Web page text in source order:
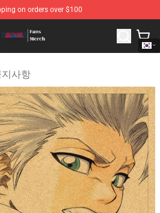
on orders over $100
Bleach Merchandise Shop
사항